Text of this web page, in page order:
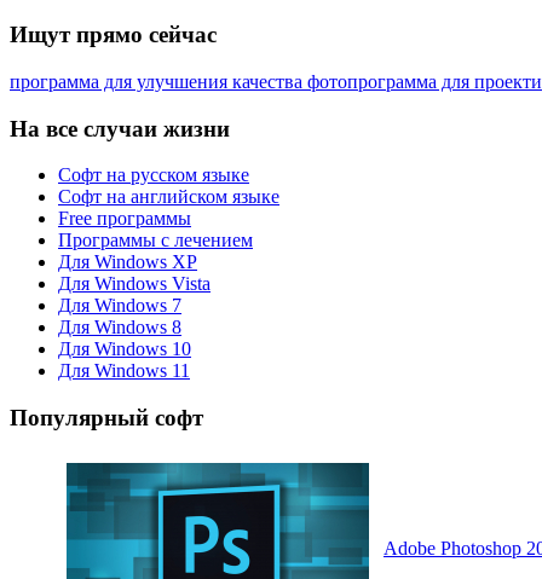
Ищут прямо сейчас
программа для улучшения качества фотопрограмма для
На все случаи жизни
Софт на русском языке
Софт на английском языке
Free программы
Программы с лечением
Для Windows XP
Для Windows Vista
Для Windows 7
Для Windows 8
Для Windows 10
Для Windows 11
Популярный софт
Adobe Photoshop